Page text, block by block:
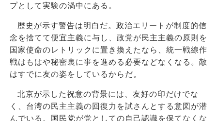
プとして実験の渦中にある。
歴史が示す警告は明白だ。政治エリートが制度的信
念を捨てて便宜主義に与し、政党が民主主義の原則を
国家使命のレトリックに置き換えたなら、統一戦線作
戦はもはや秘密裏に事を進める必要などなくなる。敵
はすでに友の姿をしているからだ。
北京が示した祝意の背景には、友好の印だけでな
く、台湾の民主主義の回復力を試さんとする意図が潜
んでいる。国民党が党としての自己認識を保てなくな